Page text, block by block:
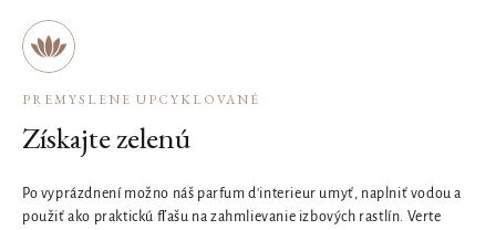
PREMYSLENE UPCYKLOVANÉ
Získajte zelenú
Po vyprázdnení možno náš parfum d'interieur umyť, naplniť vodou a
použiť ako praktickú fľašu na zahmlievanie izbových rastlín. Verte